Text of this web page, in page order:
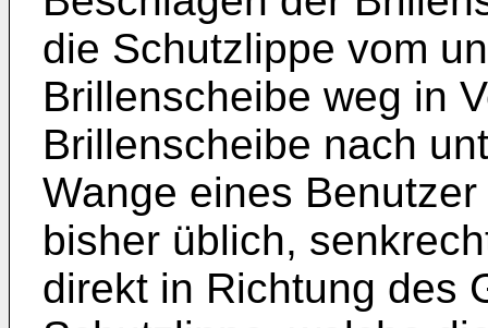
die Schutzlippe vom
Brillenscheibe weg in
Brillenscheibe nach
Wange eines
bisher üblich,
direkt in Richtung des